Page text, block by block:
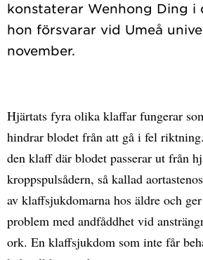
konstaterar Wenhong Ding i
hon försvarar vid Umeå
Hjärtats fyra olika klaffar fungerar
hindrar blodet från att gå i fel
den klaff där blodet passerar ut från
kroppspulsådern, så kallad
av klaffsjukdomarna hos äldre och
problem med andfåddhet vid
ork. En klaffsjukdom som inte får